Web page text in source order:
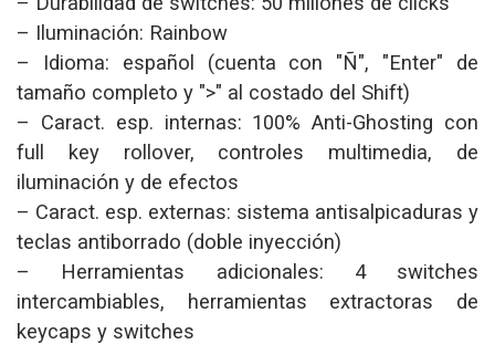
– Iluminación: Rainbow
– Idioma: español (cuenta con "Ñ", "Enter" de
tamaño completo y ">" al costado del Shift)
– Caract. esp. internas: 100% Anti-Ghosting con
full key rollover, controles multimedia, de
iluminación y de efectos
– Caract. esp. externas: sistema antisalpicaduras y
teclas antiborrado (doble inyección)
– Herramientas adicionales: 4 switches
intercambiables, herramientas extractoras de
keycaps y switches